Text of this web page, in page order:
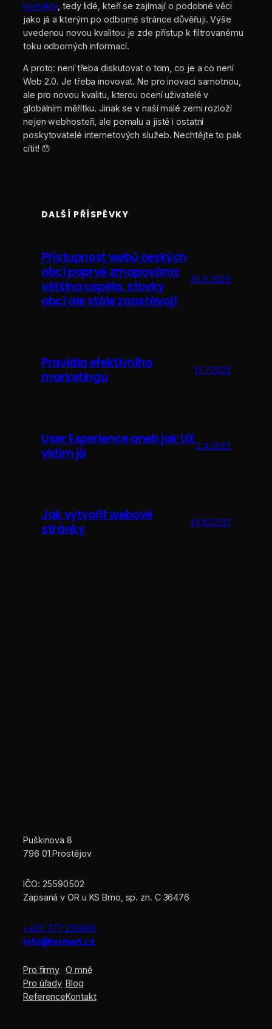
kontakty, tedy lidé, kteří se zajímají o podobné věci
jako já a kterým po odborné stránce důvěřuji. Výše
uvedenou novou kvalitou je zde přístup k filtrovanému
toku odborných informací.
A proto: není třeba diskutovat o tom, co je a co není
Web 2.0. Je třeba inovovat. Ne pro inovaci samotnou,
ale pro novou kvalitu, kterou ocení uživatelé v
globálním měřítku. Jinak se v naší malé zemi rozloží
nejen webhosteři, ale pomalu a jistě i ostatní
poskytovatelé internetových služeb. Nechtějte to pak
cítit! 😯
DALŠÍ PŘÍSPĚVKY
Přístupnost webů českých
obcí poprvé zmapována:
většina uspěla, stovky
obcí ale stále zaostávají
30.6.2026
Pravidla efektivního
marketingu
13.7.2022
User Experience aneb jak UX
vidím já
2.4.2022
Jak vytvořit webové
stránky
24.10.2021
Puškinova 8
796 01 Prostějov
IČO: 25590502
Zapsaná v OR u KS Brno, sp. zn. C 36476
+420 777 233966
info@hormart.cz
Pro firmy
Pro úřady
Reference
O mně
Blog
Kontakt